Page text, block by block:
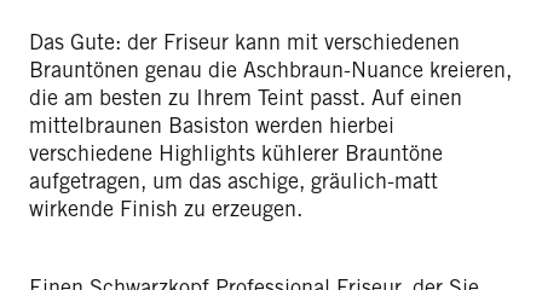
Das Gute: der Friseur kann mit verschiedenen
Brauntönen genau die Aschbraun-Nuance kreieren,
die am besten zu Ihrem Teint passt. Auf einen
mittelbraunen Basiston werden hierbei
verschiedene Highlights kühlerer Brauntöne
aufgetragen, um das aschige, gräulich-matt
wirkende Finish zu erzeugen.